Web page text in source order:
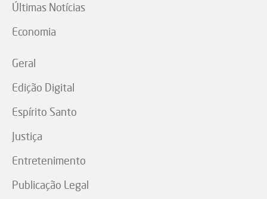
Últimas Notícias
Economia
Geral
Edição Digital
Espírito Santo
Justiça
Entretenimento
Publicação Legal